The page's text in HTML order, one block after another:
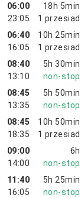
06:00
23:05
18h 5min
1 przesiad.
06:40
16:05
10h 25min
1 przesiad.
08:40
13:10
5h 30min
non-stop
08:45
13:35
5h 50min
non-stop
08:45
18:35
10h 50min
1 przesiad.
09:00
14:00
6h
non-stop
11:40
16:05
5h 25min
non-stop